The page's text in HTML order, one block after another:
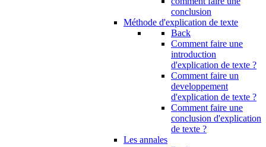
conclusion
Méthode d'explication de texte
Back
Comment faire une
introduction
d'explication de texte ?
Comment faire un
developpement
d'explication de texte ?
Comment faire une
conclusion d'explication
de texte ?
Les annales